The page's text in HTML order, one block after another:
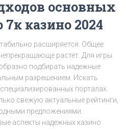
основных
казино 2024
расширяется. Общее
растет. Для игры
подбирать надежные
разрешением. Искать
порталах.
свежую актуальные рейтинги,
предложениями.
аспекты надежных казино